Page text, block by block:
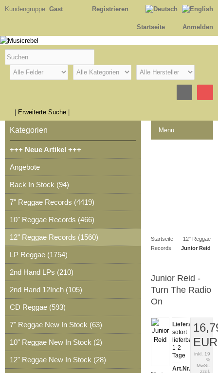
Kundengruppe: Gast Registrieren
Anmelden
Startseite
Erweiterte Suche
Menü
Startseite
12" Reggae
Records
Junior Reid
Junior Reid -
Turn The Radio
On
Lieferzeit:
sofort
lieferbar,
1-2
Tage
Art.Nr.:
EUR
inkl. 19
%
MwSt.
zzgl.
Kategorien
+++ Neue Artikel +++
Angebote
Back In Stock (94)
7" Reggae Records (4419)
10" Reggae Records (466)
12" Reggae Records (1560)
LP Reggae (1754)
2nd Hand LPs (210)
2nd Hand 12Inch (105)
CD Reggae (593)
7" Reggae New In Stock (63)
10" Reggae New In Stock (2)
12" Reggae New In Stock (28)